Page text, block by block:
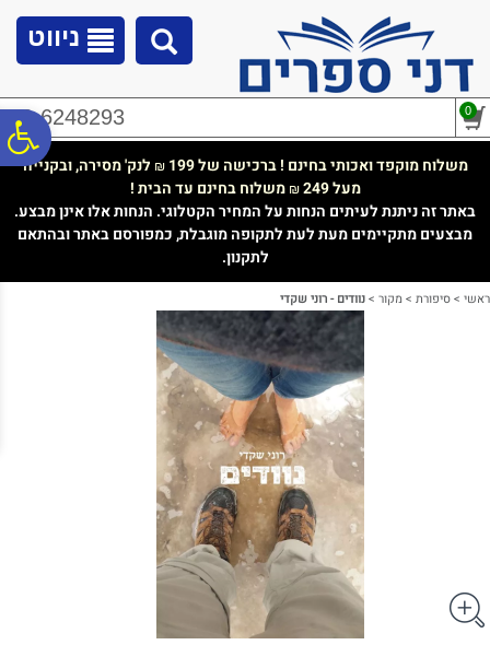
נגישות
ניווט
02-6248293 0
משלוח מוקפד ואכותי בחינם ! ברכישה של 199 ₪ לנק' מסירה, ובקנייה
מעל 249
₪משלוח בחינם עד הבית !
באתר זה ניתנת לעיתים הנחות על המחיר הקטלוגי. הנחות אלו אינן מבצע.
מבצעים מתקיימים מעת לעת לתקופה מוגבלת, כמפורסם באתר ובהתאם
לתקנון.
ראשי >סיפורת >מקור >נוודים - רוני שקדי